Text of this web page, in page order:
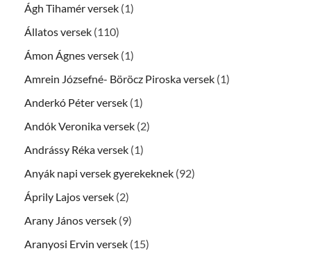
Ágh Tihamér versek (1)
Állatos versek (110)
Ámon Ágnes versek (1)
Amrein Józsefné- Böröcz Piroska versek (1)
Anderkó Péter versek (1)
Andók Veronika versek (2)
Andrássy Réka versek (1)
Anyák napi versek gyerekeknek (92)
Áprily Lajos versek (2)
Arany János versek (9)
Aranyosi Ervin versek (15)